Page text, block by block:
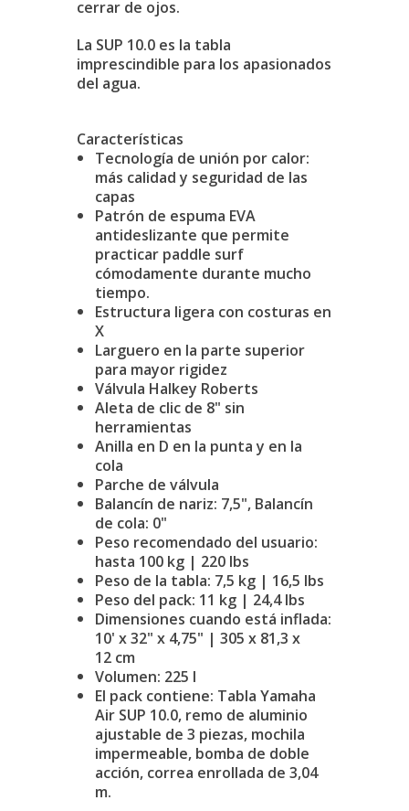
cerrar de ojos.
La SUP 10.0 es la tabla
imprescindible para los apasionados
del agua.
Características
Tecnología de unión por calor:
más calidad y seguridad de las
capas
Patrón de espuma EVA
antideslizante que permite
practicar paddle surf
cómodamente durante mucho
tiempo.
Estructura ligera con costuras en
X
Larguero en la parte superior
para mayor rigidez
Válvula Halkey Roberts
Aleta de clic de 8" sin
herramientas
Anilla en D en la punta y en la
cola
Parche de válvula
Balancín de nariz: 7,5", Balancín
de cola: 0"
Peso recomendado del usuario:
hasta 100 kg | 220 lbs
Peso de la tabla: 7,5 kg | 16,5 lbs
Peso del pack: 11 kg | 24,4 lbs
Dimensiones cuando está inflada:
10' x 32" x 4,75" | 305 x 81,3 x
12 cm
Volumen: 225 l
El pack contiene: Tabla Yamaha
Air SUP 10.0, remo de aluminio
ajustable de 3 piezas, mochila
impermeable, bomba de doble
acción, correa enrollada de 3,04
m.